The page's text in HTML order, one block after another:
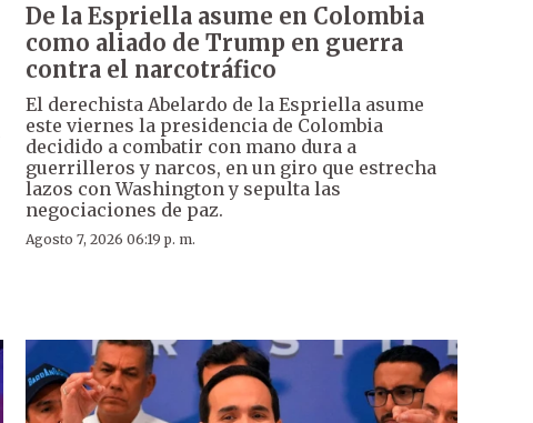
De la Espriella asume en Colombia
como aliado de Trump en guerra
contra el narcotráfico
El derechista Abelardo de la Espriella asume
este viernes la presidencia de Colombia
decidido a combatir con mano dura a
guerrilleros y narcos, en un giro que estrecha
lazos con Washington y sepulta las
negociaciones de paz.
Agosto 7, 2026 06:19 p. m.